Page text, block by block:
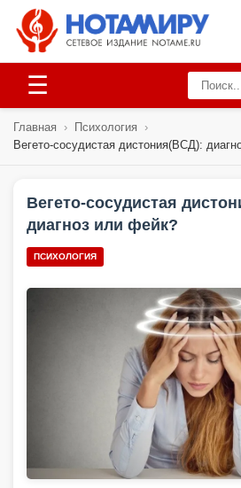
☰
Главная › Психология
›
Вегето-сосудистая дистония(ВСД):
Вегето-сосудистая
диагноз или фейк?
ПСИХОЛОГИЯ